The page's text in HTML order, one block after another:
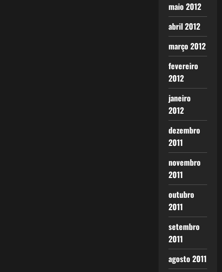
maio 2012
abril 2012
março 2012
fevereiro
2012
janeiro
2012
dezembro
2011
novembro
2011
outubro
2011
setembro
2011
agosto 2011